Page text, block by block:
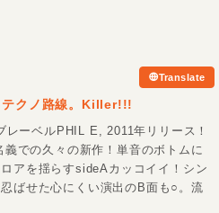
Translate
テクノ路線。Killer!!!
ーベルPHIL E, 2011年リリース！
での久々の新作！単音のボトムに
アを揺らすsideAカッコイイ！シン
ばせた心にくい演出のB面も○。流